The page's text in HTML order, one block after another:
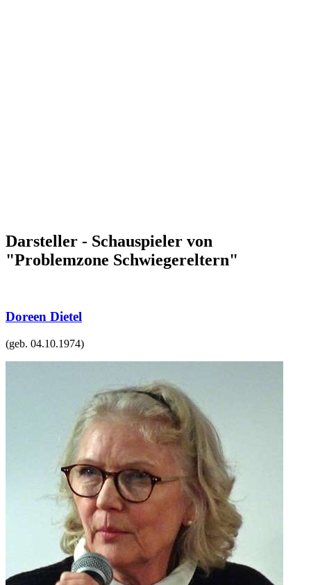
Darsteller - Schauspieler von
"Problemzone Schwiegereltern"
Doreen Dietel
(geb. 04.10.1974)